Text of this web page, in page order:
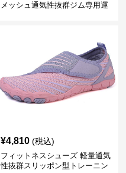
メッシュ通気性抜群ジム専用運
¥4,810 (税込)
フィットネスシューズ 軽量通気
性抜群スリッポン型トレーニン